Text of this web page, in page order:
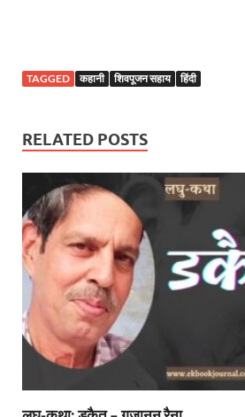
TAGGED कहानी शिवपूजन सहाय हिंदी
RELATED POSTS